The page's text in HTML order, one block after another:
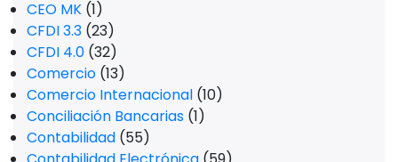
CEO MK (1)
CFDI 3.3 (23)
CFDI 4.0 (32)
Comercio (13)
Comercio Internacional (10)
Conciliación Bancarias (1)
Contabilidad (55)